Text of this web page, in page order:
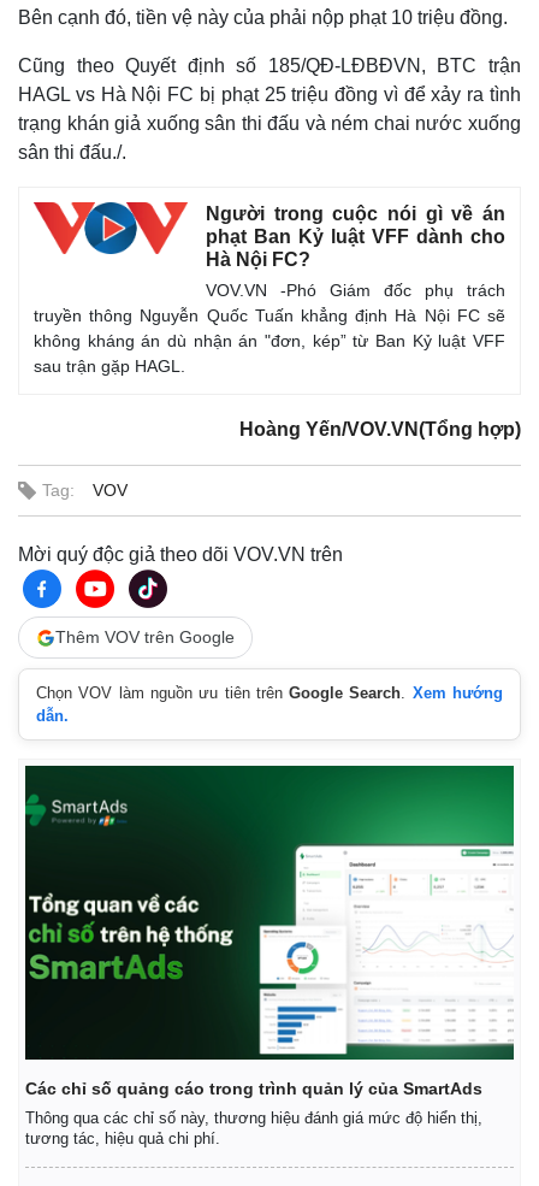
Kinh tế
Giá vàng
Tiêu dùng
Tỷ giá
Chứng khoán
Giá cà phê
Bên cạnh đó, tiền vệ này của phải nộp phạt 10 triệu đồng.
Cũng theo Quyết định số 185/QĐ-LĐBĐVN, BTC trận
HAGL vs Hà Nội FC bị phạt 25 triệu đồng vì để xảy ra tình
trạng khán giả xuống sân thi đấu và ném chai nước xuống
sân thi đấu./.
Người trong cuộc nói gì về án
phạt Ban Kỷ luật VFF dành cho
Hà Nội FC?
VOV.VN -Phó Giám đốc phụ trách
truyền thông Nguyễn Quốc Tuấn khẳng định Hà Nội FC sẽ
không kháng án dù nhận án "đơn, kép” từ Ban Kỷ luật VFF
sau trận gặp HAGL.
Hoàng Yến/VOV.VN(Tổng hợp)
Tag: VOV
Mời quý độc giả theo dõi VOV.VN trên
Thêm VOV trên Google
Chọn VOV làm nguồn ưu tiên trênGoogle Search. Xem hướng
dẫn.
Các chỉ số quảng cáo trong trình quản lý của SmartAds
Thông qua các chỉ số này, thương hiệu đánh giá mức độ hiển thị,
tương tác, hiệu quả chi phí.